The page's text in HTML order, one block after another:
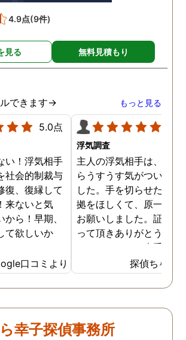
4.9点(9件)
見る 無料見積もり
できます→ もっと見る
5.0点
い！浮気相手
社会的制裁与
復、復縁して
来ないと気
ら！早期、
て欲しいか
口コミより
浮気調査
主人の浮気相手は、以前
らうすうす気がついてい
した。手を切らせたくて
拠をほしくて、原一さん
お願いしました。証拠を
って頂きありがとうござ
ました。やはり大手の会
は違いますね。探偵ちゃん
幸子探偵事務所